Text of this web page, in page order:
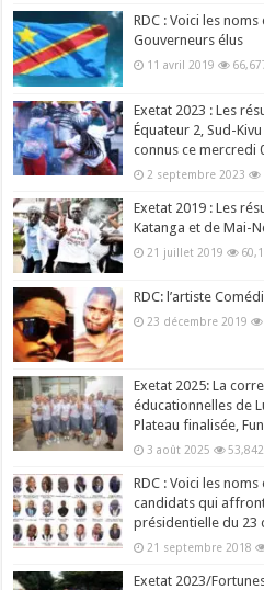
RDC : Voici les
Gouverneurs élus
11 avril 2019
Exetat 2023 : Les
Équateur 2, Sud-
connus ce mercredi
2 septembre 2023
Exetat 2019 : Les
Katanga et de Mai-
21 juillet 2019
RDC: l’artiste
23 décembre 2019
Exetat 2025: La
éducationnelles de
Plateau finalisée,
3 août 2025 53,842
RDC : Voici les
candidats qui
présidentielle du 23
21 septembre 2018
Exetat 2023/